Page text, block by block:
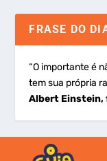
FRASE DO
“O importante é
tem sua própria
Albert Einstein,